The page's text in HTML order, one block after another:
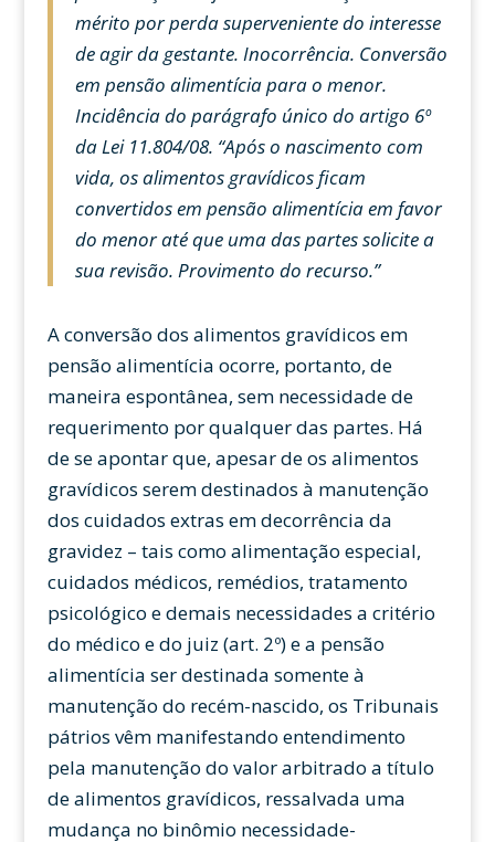
mérito por perda superveniente do interesse
de agir da gestante. Inocorrência. Conversão
em pensão alimentícia para o menor.
Incidência do parágrafo único do artigo 6º
da Lei 11.804/08. “Após o nascimento com
vida, os alimentos gravídicos ficam
convertidos em pensão alimentícia em favor
do menor até que uma das partes solicite a
sua revisão. Provimento do recurso.”
A conversão dos alimentos gravídicos em
pensão alimentícia ocorre, portanto, de
maneira espontânea, sem necessidade de
requerimento por qualquer das partes. Há
de se apontar que, apesar de os alimentos
gravídicos serem destinados à manutenção
dos cuidados extras em decorrência da
gravidez – tais como alimentação especial,
cuidados médicos, remédios, tratamento
psicológico e demais necessidades a critério
do médico e do juiz (art. 2º) e a pensão
alimentícia ser destinada somente à
manutenção do recém-nascido, os Tribunais
pátrios vêm manifestando entendimento
pela manutenção do valor arbitrado a título
de alimentos gravídicos, ressalvada uma
mudança no binômio necessidade-